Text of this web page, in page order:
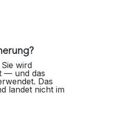
wird
— und das
Das
landet nicht im